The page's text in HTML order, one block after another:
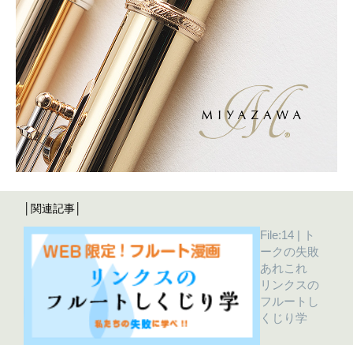
│関連記事│
File:14 | ト
ークの失敗
あれこれ
リンクスの
フルートし
くじり学